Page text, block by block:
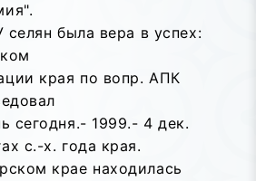
была вера в успех:
края по вопр. АПК
сегодня.- 1999.- 4 дек.
с.-х. года края.
крае находилась